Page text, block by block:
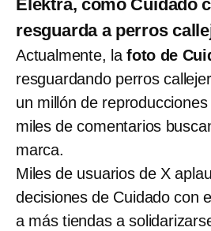
Elektra, como Cuidado
resguarda a perros
Actualmente, lafoto de
resguardando perros
un millón de
miles de comentarios
marca.
Miles de usuarios de X
decisiones de Cuidado con
a más tiendas a